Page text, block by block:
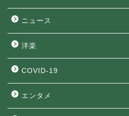
ニュース
洋楽
COVID-19
エンタメ